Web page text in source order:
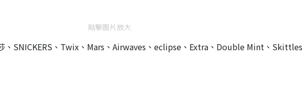
點擊圖片放大
SNICKERS、Twix、Mars、Airwaves、eclipse、Extra、Double Mint、Skittles